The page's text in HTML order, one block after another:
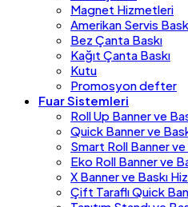
Magnet Hizmetleri
Amerikan Servis
Bez Çanta Baskı
Kağıt Çanta Baskı
Kutu
Promosyon defter
Fuar Sistemleri
Roll Up Banner ve
Quick Banner ve
Smart Roll Banner ve
Eko Roll Banner ve
X Banner ve Baskı
Çift Taraflı Quick